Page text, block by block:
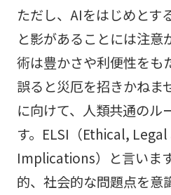
ただし、AIをはじめとす
と影があることには注意
術は豊かさや利便性をも
誤ると災厄を招きかねま
に向けて、人類共通のル
す。ELSI（Ethical,
Implications）と言いま
的、社会的な問題点を意